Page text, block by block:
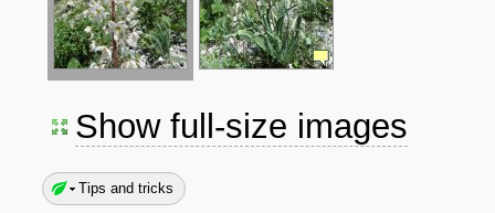
Show full-size images
Tips and tricks